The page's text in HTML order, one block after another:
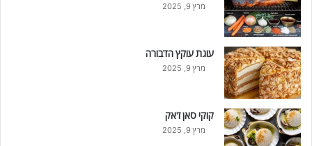
מרץ 9, 2025
עוגת עוקץ הדבורה
מרץ 9, 2025
קוקי סאן ז'אק
מרץ 9, 2025